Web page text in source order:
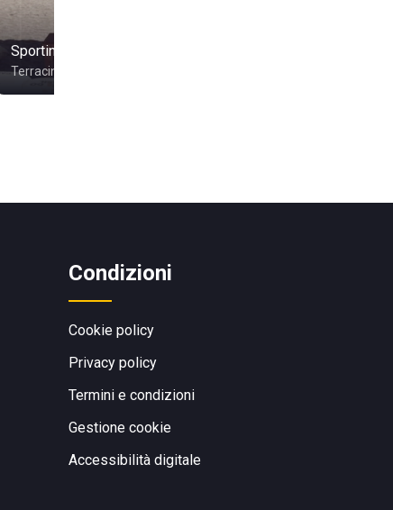
Sporting Beach
Terracina
Condizioni
Cookie policy
Privacy policy
Termini e condizioni
Gestione cookie
Accessibilità digitale